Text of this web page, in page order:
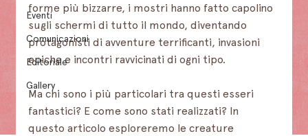
Eventi
Comunicazioni
Editoriale
Gallery
forme più bizzarre, i mostri hanno fatto capolino
sugli schermi di tutto il mondo, diventando
protagonisti di avventure terrificanti, invasioni
epiche e incontri ravvicinati di ogni tipo.
Ma chi sono i più particolari tra questi esseri
fantastici? E come sono stati realizzati? In
questo articolo esploreremo le creature